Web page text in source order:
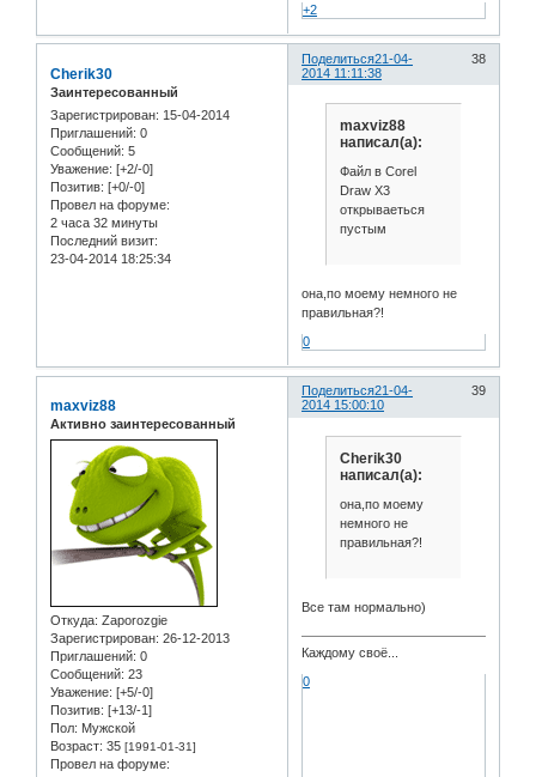
+2
Поделиться 38
21-04-
2014 11:11:38
Cherik30
Заинтересованный
Зарегистрирован: 15-04-2014
Приглашений: 0
Сообщений: 5
Уважение: [+2/-0]
Позитив: [+0/-0]
Провел на форуме:
2 часа 32 минуты
Последний визит:
23-04-2014 18:25:34
maxviz88
написал(а):
Файл в Corel
Draw Х3
открываеться
пустым
она,по моему немного не
правильная?!
0
Поделиться 39
21-04-
2014 15:00:10
maxviz88
Активно заинтересованный
Откуда: Zaporozgie
Зарегистрирован: 26-12-2013
Приглашений: 0
Сообщений: 23
Уважение: [+5/-0]
Позитив: [+13/-1]
Пол: Мужской
Возраст: 35 [1991-01-31]
Провел на форуме:
Cherik30
написал(а):
она,по моему
немного не
правильная?!
Все там нормально)
Каждому своё...
0